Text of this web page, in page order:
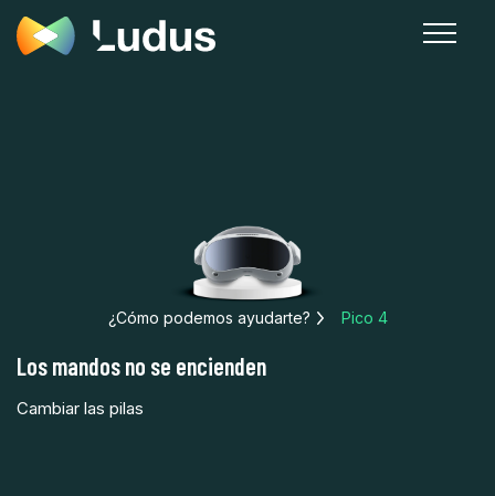
¿Cómo podemos ayudarte? Pico 4
Los mandos no se encienden
Cambiar las pilas